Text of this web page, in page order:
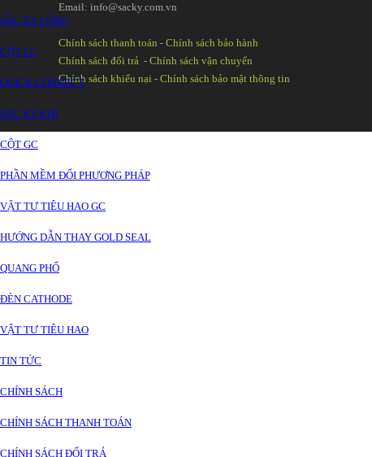
SẮC KÝ LỎNG
CỘT LC
QUICK CONNECT
SẮC KÝ KHÍ
CỘT GC
PHẦN MỀM ĐỔI PHƯƠNG PHÁP
VẬT TƯ TIÊU HAO GC
HƯỚNG DẪN THAY GOLD SEAL
QUANG PHỔ
ĐÈN CATHODE
VẬT TƯ TIÊU HAO
TIN TỨC
CHÍNH SÁCH
CHÍNH SÁCH THANH TOÁN
CHÍNH SÁCH ĐỔI TRẢ
Email: info@sacky.com.vn
Chính sách thanh toán - Chính sách bảo hành
Chính sách đổi trả - Chính sách vận chuyển
Chính sách khiếu nại - Chính sách bảo mật thông tin